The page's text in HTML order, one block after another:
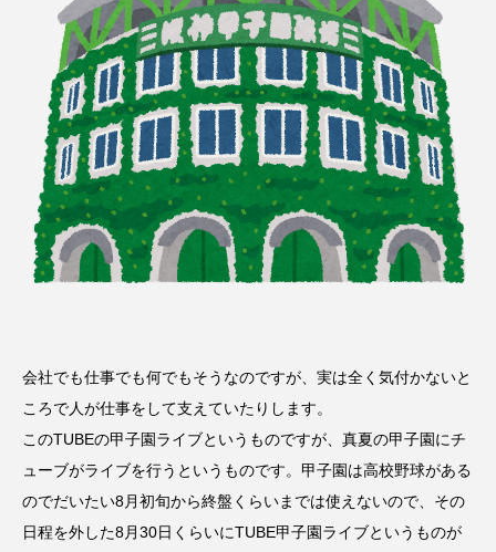
会社でも仕事でも何でもそうなのですが、実は全く気付かないと
ころで人が仕事をして支えていたりします。
このTUBEの甲子園ライブというものですが、真夏の甲子園にチ
ューブがライブを行うというものです。甲子園は高校野球がある
のでだいたい8月初旬から終盤くらいまでは使えないので、その
日程を外した8月30日くらいにTUBE甲子園ライブというものが